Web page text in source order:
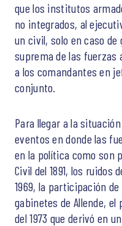
que los institutos
no integrados, al
un civil, solo en caso
suprema de las fuerzas
a los comandantes en
conjunto.
Para llegar a la
eventos en donde las
en la política como son
Civil del 1891, los ruidos
1969, la participación
gabinetes de Allende,
del 1973 que derivó en